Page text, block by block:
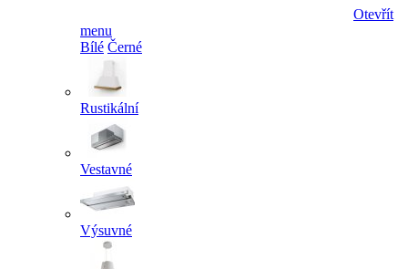
Otevřít
menu
Bílé Černé
Rustikální
Vestavné
Výsuvné